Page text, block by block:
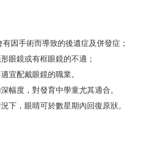
因手術而導致的後遺症及併發症；
眼鏡或有框眼鏡的不適；
宜配戴眼鏡的職業。
幅度，對發育中學童尤其適合。
下，眼睛可於數星期內回復原狀。